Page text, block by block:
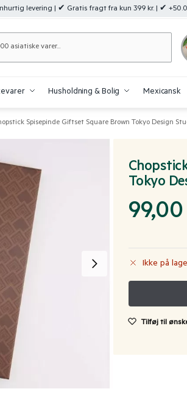
levering | ✔ Gratis fragt fra kun 399 kr. | ✔
Husholdning & Bolig Mexicansk
Spisepinde Giftset Square Brown Tokyo Design
Tokyo
99,00
Ikke på
Tilføj til